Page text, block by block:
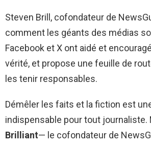
Steven Brill, cofondateur de
comment les géants des médias
Facebook et X ont aidé et
vérité, et propose une feuille de
les tenir responsables.
Démêler les faits et la fiction est
indispensable pour tout journaliste.
Brilliant— le cofondateur de